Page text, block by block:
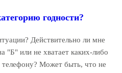
годности?
Действительно ли мне
"Б" или не хватает каких-либо
телефону? Может быть, что не